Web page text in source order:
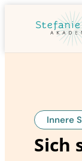
Innere
Sich